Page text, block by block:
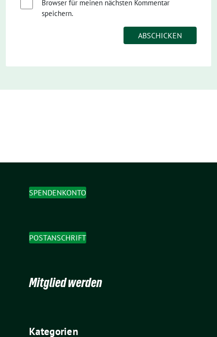
Browser für meinen nächsten Kommentar
speichern.
SPENDENKONTO
POSTANSCHRIFT
Mitglied werden
Kategorien